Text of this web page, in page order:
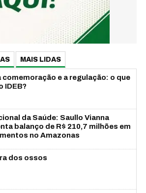
MAIS LIDAS
comemoração e a regulação: o que
IDEB?
da Saúde: Saullo Vianna
balanço de R$ 210,7 milhões em
no Amazonas
dos ossos